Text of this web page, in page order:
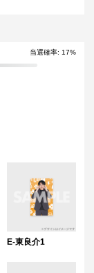
当選確率: 17%
E-東良介1